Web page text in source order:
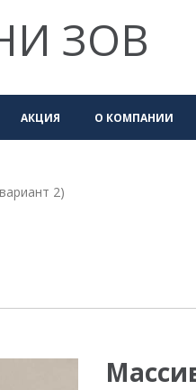
ЗОВ
АКЦИЯ О КОМПАНИИ
2)